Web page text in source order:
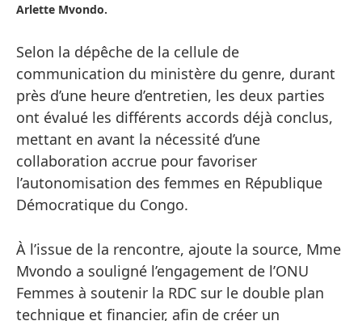
Arlette Mvondo.
Selon la dépêche de la cellule de
communication du ministère du genre, durant
près d’une heure d’entretien, les deux parties
ont évalué les différents accords déjà conclus,
mettant en avant la nécessité d’une
collaboration accrue pour favoriser
l’autonomisation des femmes en République
Démocratique du Congo.
À l’issue de la rencontre, ajoute la source, Mme
Mvondo a souligné l’engagement de l’ONU
Femmes à soutenir la RDC sur le double plan
technique et financier, afin de créer un